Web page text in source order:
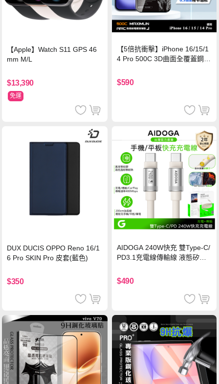
【Apple】Watch S11 GPS 46
mm M/L
$13,390
免運
【5倍抗衝擊】iPhone 16/15/1
4 Pro 500C 3D曲面全覆蓋鋼化
保護貼
$590
DUX DUCIS OPPO Reno 16/1
6 Pro SKIN Pro 皮套(藍色)
$350
AIDOGA 240W快充 雙Type-C/
PD3.1充電線傳輸線 液態矽膠
機/平板/筆電
$490